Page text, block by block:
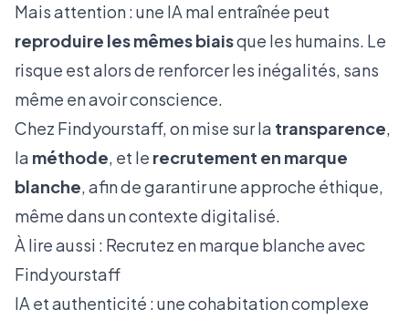
Mais attention : une IA mal entraînée peut
reproduire les mêmes biaisque les humains. Le
risque est alors de renforcer les inégalités, sans
même en avoir conscience.
Chez Findyourstaff, on mise sur la transparence,
la méthode, et le recrutement en marque
blanche, afin de garantir une approche éthique,
même dans un contexte digitalisé.
À lire aussi : Recrutez en marque blanche avec
Findyourstaff
IA et authenticité : une cohabitation complexe